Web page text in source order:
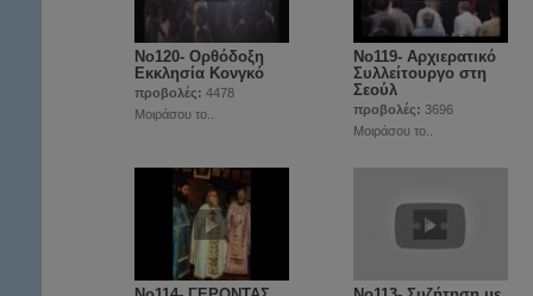
Νο120- Ορθόδοξη
Εκκλησία Κονγκό
προβολές: 4478
Μοιράσου το..
Νο119- Αρχιερατικό
Συλλείτουργο στη
Σεούλ
προβολές: 3696
Μοιράσου το..